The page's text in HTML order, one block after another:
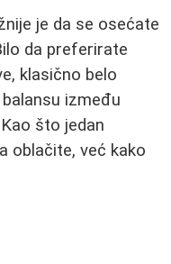
je da se osećate
da preferirate
klasično belo
između
što jedan
oblačite, već kako